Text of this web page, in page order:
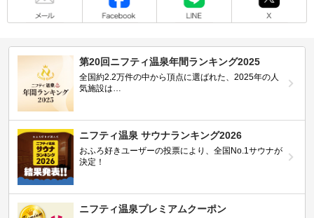
第20回ニフティ温泉年間ランキング2025
全国約2.2万件の中から頂点に選ばれた、2025年の人
気施設は…
ニフティ温泉 サウナランキング2026
おふろ好きユーザーの投票により、全国No.1サウナが
決定！
ニフティ温泉プレミアムクーポン